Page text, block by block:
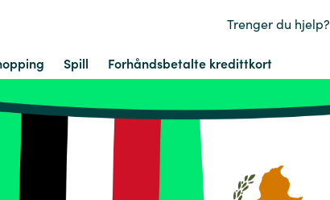
Trenger du hjelp?
Spill Forhåndsbetalte kredittkort